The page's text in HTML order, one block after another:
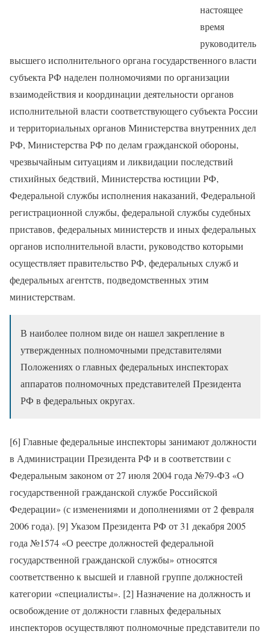
настоящее
время
руководитель
высшего исполнительного органа государственного власти
субъекта РФ наделен полномочиями по организации
взаимодействия и координации деятельности органов
исполнительной власти соответствующего субъекта России
и территориальных органов Министерства внутренних дел
РФ, Министерства РФ по делам гражданской обороны,
чрезвычайным ситуациям и ликвидации последствий
стихийных бедствий, Министерства юстиции РФ,
Федеральной службы исполнения наказаний, Федеральной
регистрационной службы, федеральной службы судебных
приставов, федеральных министерств и иных федеральных
органов исполнительной власти, руководство которыми
осуществляет правительство РФ, федеральных служб и
федеральных агентств, подведомственных этим
министерствам.
В наиболее полном виде он нашел закрепление в
утвержденных полномочными представителями
Положениях о главных федеральных инспекторах
аппаратов полномочных представителей Президента
РФ в федеральных округах.
[6] Главные федеральные инспекторы занимают должности
в Администрации Президента РФ и в соответствии с
Федеральным законом от 27 июля 2004 года №79-ФЗ «О
государственной гражданской службе Российской
Федерации» (с изменениями и дополнениями от 2 февраля
2006 года). [9] Указом Президента РФ от 31 декабря 2005
года №1574 «О реестре должностей федеральной
государственной гражданской службы» относятся
соответственно к высшей и главной группе должностей
категории «специалисты». [2] Назначение на должность и
освобождение от должности главных федеральных
инспекторов осуществляют полномочные представители по